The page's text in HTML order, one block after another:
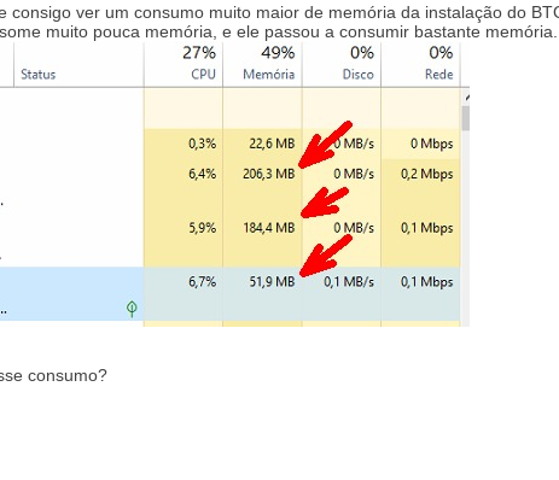
consigo ver um consumo muito maior de memória da instalação do
muito pouca memória, e ele passou a consumir bastante
consumo?